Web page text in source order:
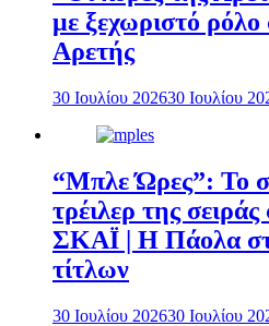
με ξεχωριστό
Αρετής
30 Ιουλίου 202630 Ιουλίου
“Μπλε Ώρες”: Το
τρέιλερ της
ΣΚΑΪ | Η Πάολα
τίτλων
30 Ιουλίου 202630 Ιουλίου